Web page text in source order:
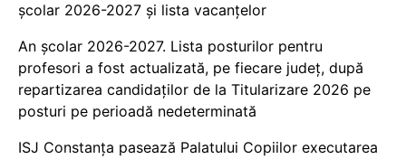
școlar 2026-2027 și lista vacanțelor
An școlar 2026-2027. Lista posturilor pentru
profesori a fost actualizată, pe fiecare județ, după
repartizarea candidaților de la Titularizare 2026 pe
posturi pe perioadă nedeterminată
ISJ Constanța pasează Palatului Copiilor executarea